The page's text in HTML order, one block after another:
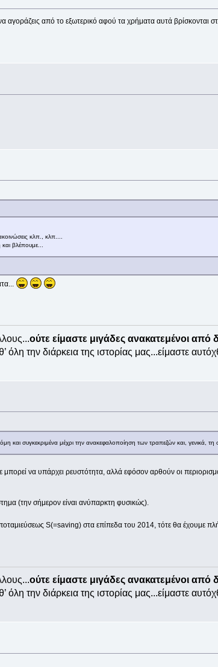
από το εξωτερικό αφού τα χρήματα αυτά βρίσκονται
κλπ., κλπ....
βλέπουμε...
ούτε είμαστε μιγάδες ανακατεμένοι
την διάρκεια της ιστορίας μας...είμαστε
και συγκεκριμένα μέχρι την ανακεφαλοποίηση των τραπεζών και, γενικά,
μπορεί να υπάρχει ρευστότητα, αλλά εφόσον αρθούν οι
(την σήμερον είναι ανύπαρκτη φυσικώς).
S(=saving) στα επίπεδα του 2014, τότε θα έχουμε
ούτε είμαστε μιγάδες ανακατεμένοι
την διάρκεια της ιστορίας μας...είμαστε